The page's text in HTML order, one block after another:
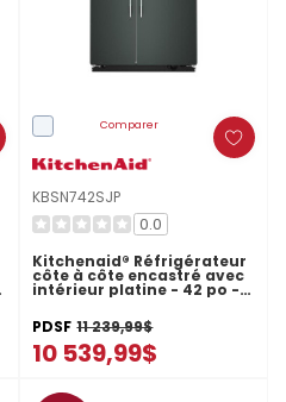
Comparer
KBSN742SJP
0.0
Kitchenaid® Réfrigérateur
côte à côte encastré avec
intérieur platine - 42 po -
25.5 pi cu KBSN742SJP
PDSF 11 239,99$
10 539,99$